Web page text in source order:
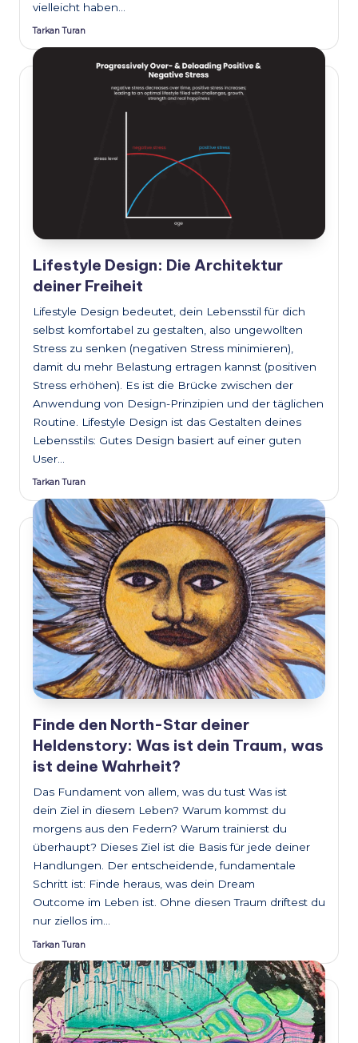
vielleicht haben…
Posted
Tarkan Turan
Lifestyle Design: Die Architektur
deiner Freiheit
Lifestyle Design bedeutet, dein Lebensstil für dich
selbst komfortabel zu gestalten, also ungewollten
Stress zu senken (negativen Stress minimieren),
damit du mehr Belastung ertragen kannst (positiven
Stress erhöhen). Es ist die Brücke zwischen der
Anwendung von Design-Prinzipien und der täglichen
Routine. Lifestyle Design ist das Gestalten deines
Lebensstils: Gutes Design basiert auf einer guten
User…
Posted
Tarkan Turan
Finde den North-Star deiner
Heldenstory: Was ist dein Traum, was
ist deine Wahrheit?
Das Fundament von allem, was du tust Was ist
dein Ziel in diesem Leben? Warum kommst du
morgens aus den Federn? Warum trainierst du
überhaupt? Dieses Ziel ist die Basis für jede deiner
Handlungen. Der entscheidende, fundamentale
Schritt ist: Finde heraus, was dein Dream
Outcome im Leben ist. Ohne diesen Traum driftest du
nur ziellos im…
Posted
by
Tarkan Turan